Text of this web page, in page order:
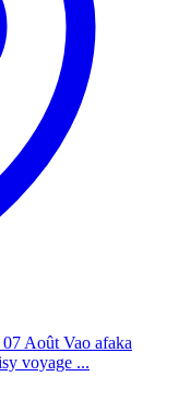
Août Vao afaka
voyage ...